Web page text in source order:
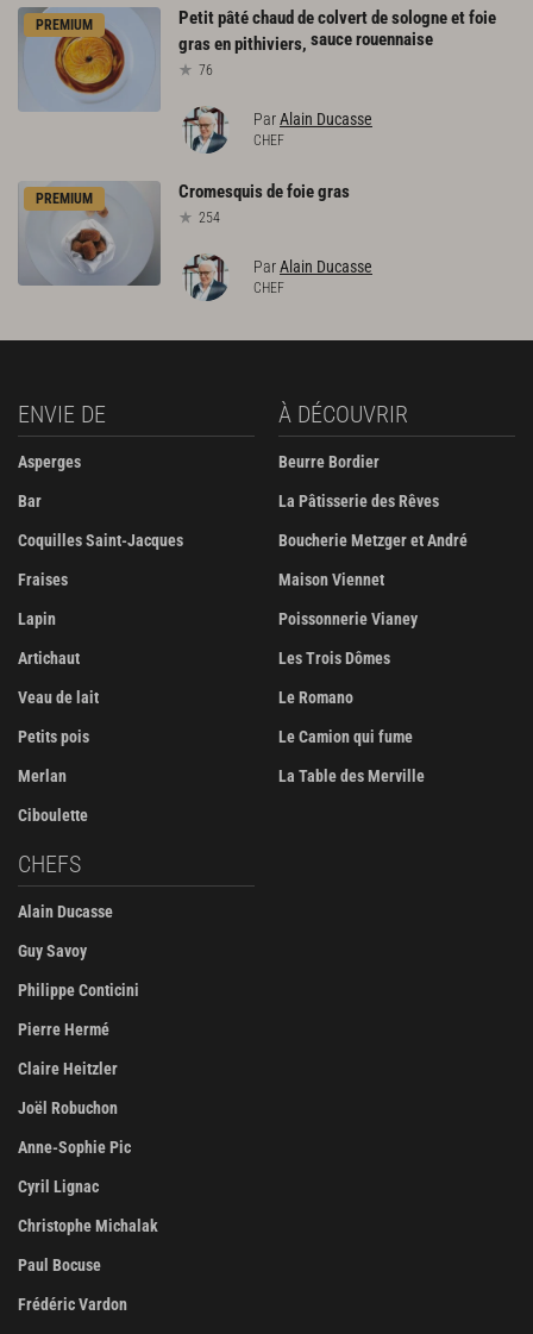
PREMIUM
Petit pâté chaud de colvert de sologne et foie
gras en pithiviers, sauce rouennaise
76
ParAlain Ducasse
CHEF
PREMIUM Cromesquisdefoiegras
254
ParAlain Ducasse
CHEF
ENVIE DE
Asperges
Bar
Coquilles Saint-Jacques
Fraises
Lapin
Artichaut
Veau de lait
Petits pois
Merlan
Ciboulette
À DÉCOUVRIR
Beurre Bordier
La Pâtisserie des Rêves
Boucherie Metzger et André
Maison Viennet
Poissonnerie Vianey
Les Trois Dômes
Le Romano
Le Camion qui fume
La Table des Merville
CHEFS
Alain Ducasse
Guy Savoy
Philippe Conticini
Pierre Hermé
Claire Heitzler
Joël Robuchon
Anne-Sophie Pic
Cyril Lignac
Christophe Michalak
Paul Bocuse
Frédéric Vardon